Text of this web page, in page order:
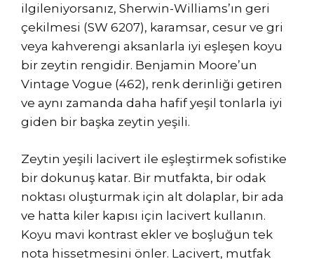
ilgileniyorsanız, Sherwin-Williams’ın geri
çekilmesi (SW 6207), karamsar, cesur ve gri
veya kahverengi aksanlarla iyi eşleşen koyu
bir zeytin rengidir. Benjamin Moore’un
Vintage Vogue (462), renk derinliği getiren
ve aynı zamanda daha hafif yeşil tonlarla iyi
giden bir başka zeytin yeşili.
Zeytin yeşili lacivert ile eşleştirmek sofistike
bir dokunuş katar. Bir mutfakta, bir odak
noktası oluşturmak için alt dolaplar, bir ada
ve hatta kiler kapısı için lacivert kullanın.
Koyu mavi kontrast ekler ve boşluğun tek
nota hissetmesini önler. Lacivert, mutfak